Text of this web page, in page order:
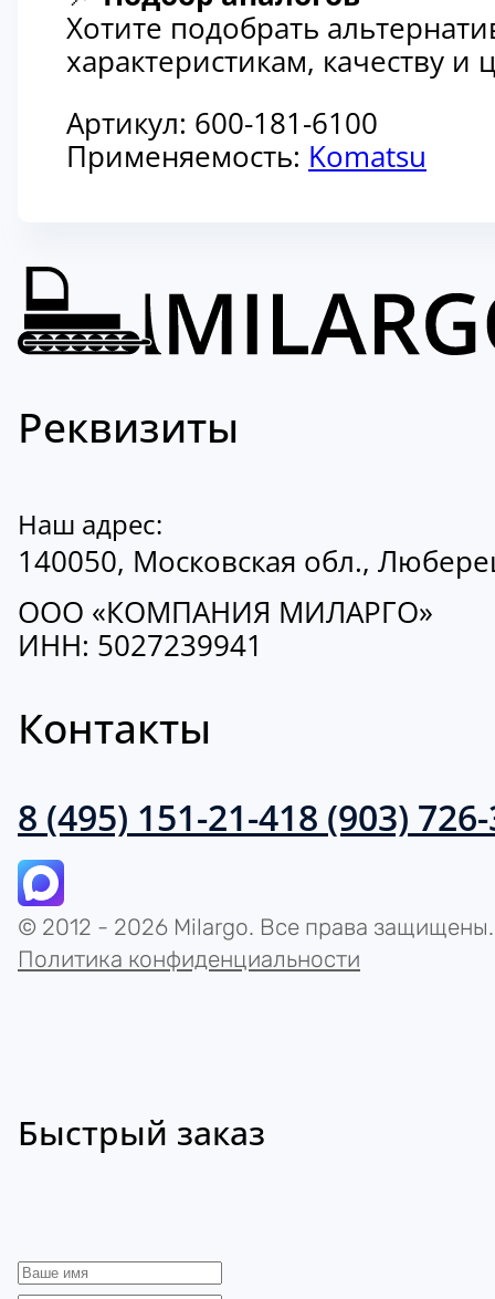
Хотите подобрать
характеристикам, качеству
Артикул: 600-181-6100
Применяемость: Komatsu
Реквизиты
Наш адрес:
140050, Московская обл.,
ООО «КОМПАНИЯ МИЛАРГО»
ИНН: 5027239941
Контакты
8 (495) 151-21-418 (903)
© 2012 - 2026 Milargo. Все права защищены.
Политика конфиденциальности
Быстрый заказ